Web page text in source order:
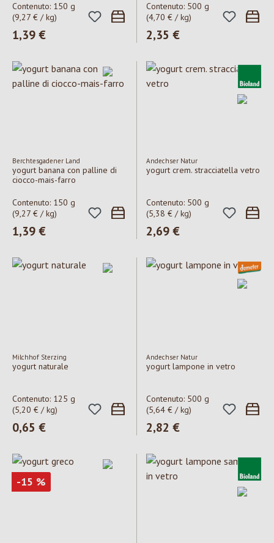
Contenuto: 150 g
(9,27 € / kg)
Prezzo normale:
1,39 €
Contenuto: 500 g
(4,70 € / kg)
Prezzo normale:
2,35 €
Berchtesgadener Land
yogurt banana con palline di
ciocco-mais-farro
Contenuto: 150 g
(9,27 € / kg)
Prezzo normale:
1,39 €
Andechser Natur
yogurt crem. stracciatella vetro
Contenuto: 500 g
(5,38 € / kg)
Prezzo normale:
2,69 €
Milchhof Sterzing
yogurt naturale
Contenuto: 125 g
(5,20 € / kg)
Prezzo normale:
0,65 €
Andechser Natur
yogurt lampone in vetro
Contenuto: 500 g
(5,64 € / kg)
Prezzo normale:
2,82 €
-15 Sconto
%